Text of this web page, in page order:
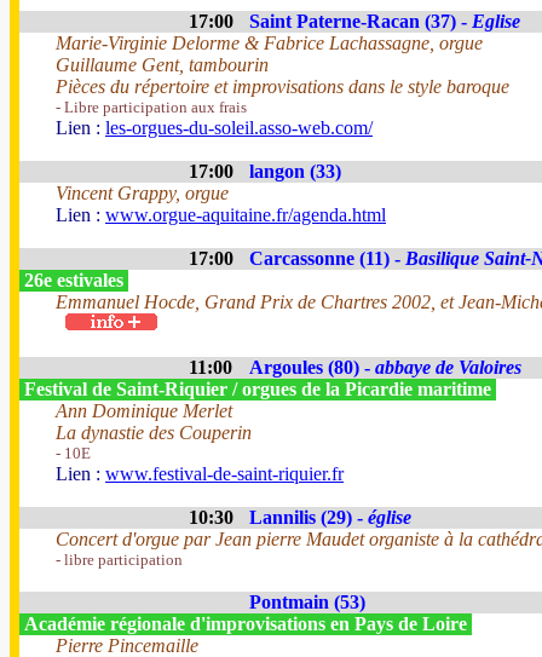
17:00 Saint Paterne-Racan (37) - Eglise
Marie-Virginie Delorme & Fabrice Lachassagne, orgue
Guillaume Gent, tambourin
Pièces du répertoire et improvisations dans le style baroque
- Libre participation aux frais
Lien : les-orgues-du-soleil.asso-web.com/
17:00
langon (33)
Vincent Grappy, orgue
Lien : www.orgue-aquitaine.fr/agenda.html
17:00 Carcassonne (11) - Basilique Saint-
26e estivales
Emmanuel Hocde, Grand Prix de Chartres 2002, et Jean-
11:00 Argoules (80) - abbaye de Valoires
Festival de Saint-Riquier / orgues de la Picardie maritime
Ann Dominique Merlet
La dynastie des Couperin
- 10E
Lien : www.festival-de-saint-riquier.fr
10:30 Lannilis (29) - église
Concert d'orgue par Jean pierre Maudet organiste à la
- libre participation
Pontmain (53)
Académie régionale d'improvisations en Pays de Loire
Pierre Pincemaille